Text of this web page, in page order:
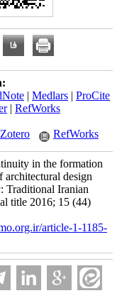
| Medlars | ProCite
| RefWorks
Zotero RefWorks
in the formation
architectural design
Traditional Iranian
title 2016; 15 (44)
article-1-1185-